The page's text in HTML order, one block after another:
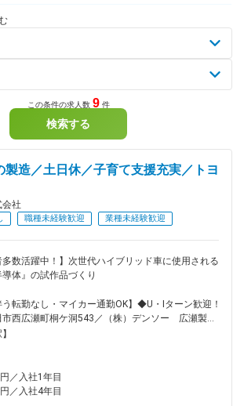
曜・年末年始を除く)
応
一人で悩まず
んか？
サイトマップ
この条件の求人数 9件
検索する
製造／土日休／子育て支援充実／トヨ
社
職種未経験歓迎 業種未経験歓迎
多数活躍中！】次世代ハイブリッド車に使用される
導体』の試作品づくり
う転勤なし・マイカー通勤OK】◆U・Iターン歓迎！
市西広瀬町桐ケ洞543／（株）デンソー 広瀬製作
リーンロード「西広瀬IC」より車で約10分◎冷暖房
な職場です◎U・Iターン歓迎！月3万円までの家
／入社1年目
／入社4年目